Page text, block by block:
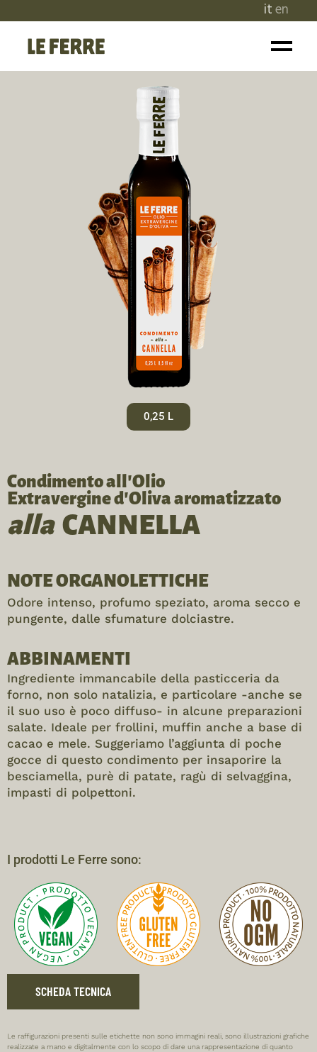
iten
0,25 L
Condimento all’Olio
Extravergine d’Oliva aromatizzato
allaCANNELLA
NOTE ORGANOLETTICHE
Odore intenso, profumo speziato, aroma secco e
pungente, dalle sfumature dolciastre.
ABBINAMENTI
Ingrediente immancabile della pasticceria da
forno, non solo natalizia, e particolare -anche se
il suo uso è poco diffuso- in alcune preparazioni
salate. Ideale per frollini, muffin anche a base di
cacao e mele. Suggeriamo l’aggiunta di poche
gocce di questo condimento per insaporire la
besciamella, purè di patate, ragù di selvaggina,
impasti di polpettoni.
I prodotti Le Ferre sono:
SCHEDA TECNICA
Le raffigurazioni presenti sulle etichette non sono immagini reali, sono illustrazioni grafiche
realizzate a mano e digitalmente con lo scopo di dare una rappresentazione di quanto